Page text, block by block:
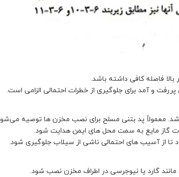
فاصله کافی داشته باشد.
و آمد برای جلوگیری از خطرات احتمالی الزامی است.
معمولاً پد بتنی مسلح برای نصب مخزن‌ ها توصیه
گاز مایع به سمت محل‌ های ایمن هدایت شود.
از آسیب‌ های احتمالی ناشی از سیلاب جلوگیری شود.
مانند گارد یا نیوجرسی در اطراف مخزن نصب شود.